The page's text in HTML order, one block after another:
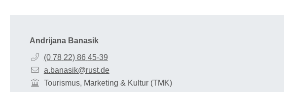
Andrijana Banasik
(0 78 22) 86 45-39
a.banasik@rust.de
Tourismus, Marketing & Kultur (TMK)